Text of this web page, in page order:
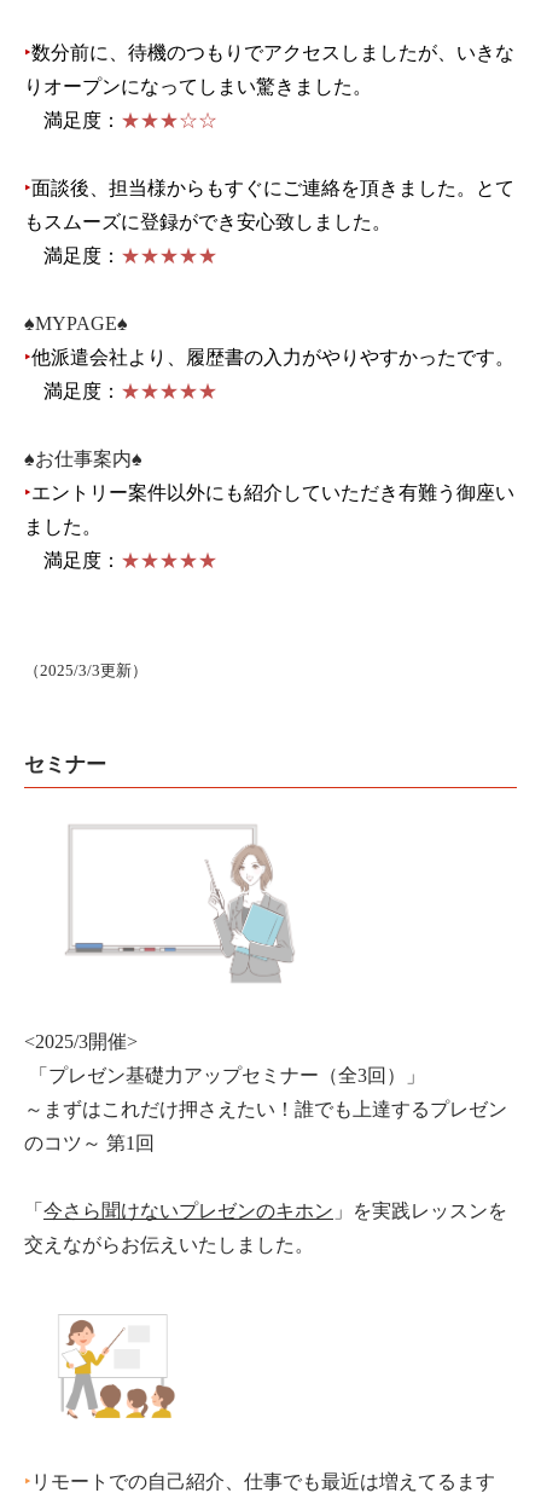
‣数分前に、待機のつもりでアクセスしましたが、いきな
りオープンになってしまい驚きました。
満足度： ★★★☆☆
‣面談後、担当様からもすぐにご連絡を頂きました。とて
もスムーズに登録ができ安心致しました。
満足度： ★★★★★
♠MYPAGE♠
‣他派遣会社より、履歴書の入力がやりやすかったです。
満足度： ★★★★★
♠お仕事案内♠
‣エントリー案件以外にも紹介していただき有難う御座い
ました。
満足度： ★★★★★
（2025/3/3更新）
セミナー
<2025/3開催>
「プレゼン基礎力アップセミナー（全3回）」
～まずはこれだけ押さえたい！誰でも上達するプレゼン
のコツ～ 第1回
「 今さら聞けないプレゼンのキホン 」を実践レッスンを
交えながらお伝えいたしました。
‣ リモートでの自己紹介、仕事でも最近は増えてるます